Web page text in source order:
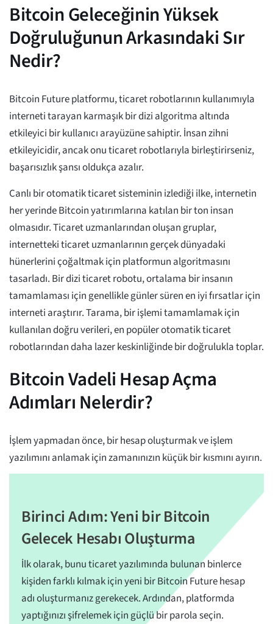
Bitcoin Geleceğinin Yüksek
Doğruluğunun Arkasındaki Sır
Nedir?
Bitcoin Future platformu, ticaret robotlarının kullanımıyla
interneti tarayan karmaşık bir dizi algoritma altında
etkileyici bir kullanıcı arayüzüne sahiptir. İnsan zihni
etkileyicidir, ancak onu ticaret robotlarıyla birleştirirseniz,
başarısızlık şansı oldukça azalır.
Canlı bir otomatik ticaret sisteminin izlediği ilke, internetin
her yerinde Bitcoin yatırımlarına katılan bir ton insan
olmasıdır. Ticaret uzmanlarından oluşan gruplar,
internetteki ticaret uzmanlarının gerçek dünyadaki
hünerlerini çoğaltmak için platformun algoritmasını
tasarladı. Bir dizi ticaret robotu, ortalama bir insanın
tamamlaması için genellikle günler süren en iyi fırsatlar için
interneti araştırır. Tarama, bir işlemi tamamlamak için
kullanılan doğru verileri, en popüler otomatik ticaret
robotlarından daha lazer keskinliğinde bir doğrulukla toplar.
Bitcoin Vadeli Hesap Açma
Adımları Nelerdir?
İşlem yapmadan önce, ‌bir hesap oluşturmak ve işlem
yazılımını anlamak için zamanınızın küçük bir kısmını ayırın.
Birinci Adım: Yeni bir Bitcoin
Gelecek Hesabı Oluşturma
İlk olarak, bunu ticaret yazılımında bulunan binlerce
kişiden farklı kılmak için yeni bir Bitcoin Future hesap
adı oluşturmanız gerekecek. Ardından, platformda
yaptığınızı şifrelemek için güçlü bir parola seçin.